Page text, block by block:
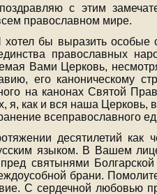
с этим
православном мире.
бы выразить особые
православных
Вами Церковь,
его каноническому
на канонах Святой
я, как и вся наша
всеправославного
десятилетий как
языком. В Вашем
святынями
брани.
С сердечной любовью